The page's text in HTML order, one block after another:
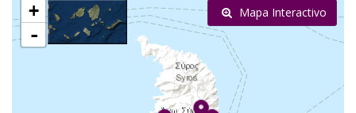
+
-
Mapa Interactivo